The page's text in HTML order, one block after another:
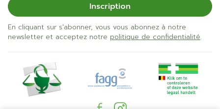
Inscription
En cliquant sur s'abonner, vous vous abonnez à notre
newsletter et acceptez notre politique de confidentialité.